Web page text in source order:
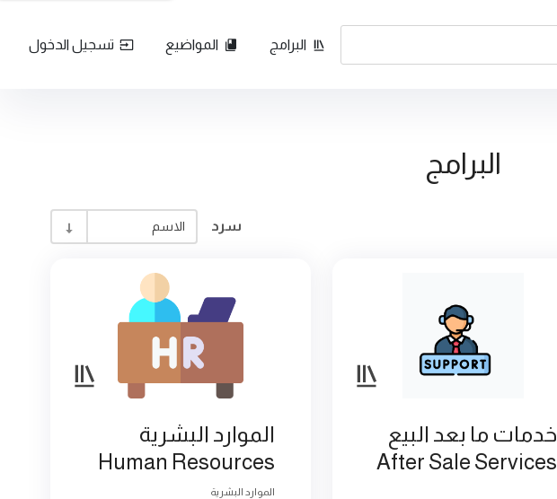
البرامج المواضيع تسجيل الدخول
البرامج
سرد الاسم
خدمات ما بعد البيع
After Sale Services
الموارد البشرية
Human Resources
الموارد البشرية